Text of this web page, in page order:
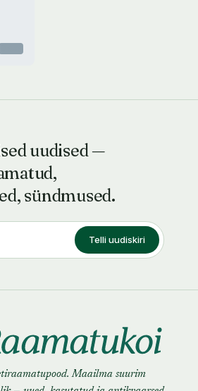
uudised —
sündmused.
Telli uudiskiri
Maailma suurim